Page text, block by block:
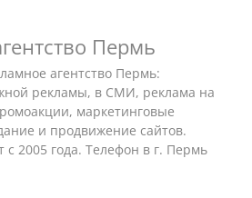
Пермь
агентство Пермь:
рекламы, в СМИ, реклама на
маркетинговые
и продвижение сайтов.
с 2005 года. Телефон в г. Пермь